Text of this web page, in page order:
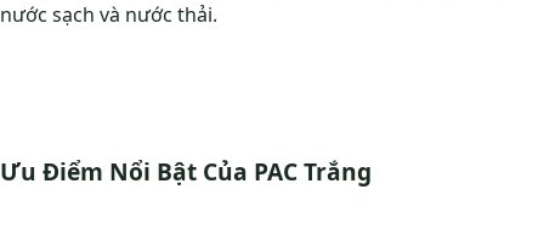
nước sạch và nước thải.
Ưu Điểm Nổi Bật Của PAC Trắng